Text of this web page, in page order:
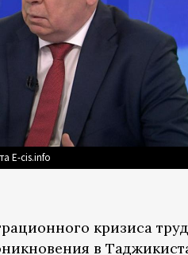
E-cis.info
кризиса
в